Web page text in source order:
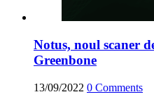
Notus, noul scaner
Greenbone
13/09/2022 0 Comments